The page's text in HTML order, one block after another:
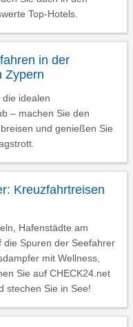
Top-Hotels.
in der
Zypern
idealen
– machen Sie den
und genießen Sie
Kreuzfahrtreisen
Hafenstädte am
die Spuren der Seefahrer
mit Wellness,
Sie auf CHECK24.net
stechen Sie in See!